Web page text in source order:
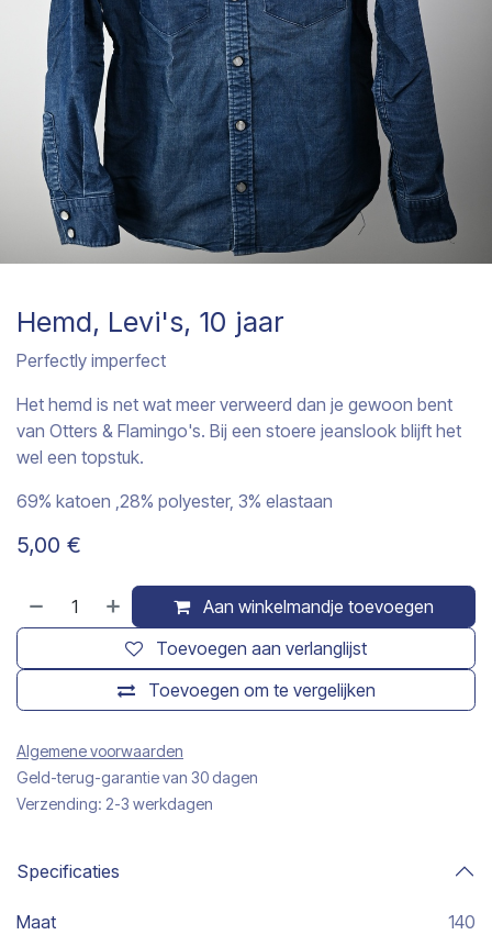
Hemd, Levi's, 10 jaar
Perfectly imperfect
Het hemd is net wat meer verweerd dan je gewoon bent
van Otters & Flamingo's. Bij een stoere jeanslook blijft het
wel een topstuk.
69% katoen ,28% polyester, 3% elastaan
5,00 €
Aan winkelmandje toevoegen
Toevoegen om te vergelijken
Toevoegen aan verlanglijst
Algemene voorwaarden
Geld-terug-garantie van 30 dagen
Verzending: 2-3 werkdagen
Specificaties
Maat 140